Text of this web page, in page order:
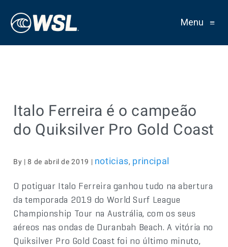
Menu ≡
Italo Ferreira é o campeão
do Quiksilver Pro Gold Coast
By | 8 de abril de 2019 | noticias, principal
O potiguar Italo Ferreira ganhou tudo na abertura
da temporada 2019 do World Surf League
Championship Tour na Austrália, com os seus
aéreos nas ondas de Duranbah Beach. A vitória no
Quiksilver Pro Gold Coast foi no último minuto,